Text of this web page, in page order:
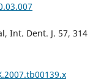
Int. Dent. J. 57, 314